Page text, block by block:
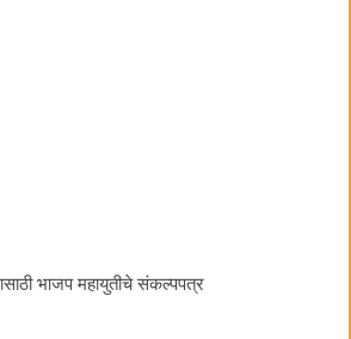
भाजप महायुतीचे संकल्पपत्र